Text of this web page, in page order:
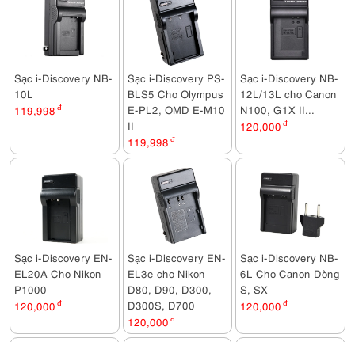
Sạc i-Discovery NB-
10L
119,998 đ
Sạc i-Discovery PS-
BLS5 Cho Olympus
E-PL2, OMD E-M10
II
119,998 đ
Sạc i-Discovery NB-
12L/13L cho Canon
N100, G1X II...
120,000 đ
Sạc i-Discovery EN-
EL20A Cho Nikon
P1000
120,000 đ
Sạc i-Discovery EN-
EL3e cho Nikon
D80, D90, D300,
D300S, D700
120,000 đ
Sạc i-Discovery NB-
6L Cho Canon Dòng
S, SX
120,000 đ